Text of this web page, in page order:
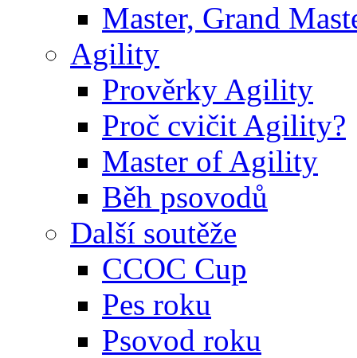
Master, Grand
Agility
Prověrky Agility
Proč cvičit Agility?
Master of Agility
Běh psovodů
Další soutěže
CCOC Cup
Pes roku
Psovod roku